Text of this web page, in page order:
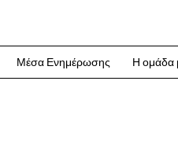
Μέσα Ενημέρωσης Η ομάδα